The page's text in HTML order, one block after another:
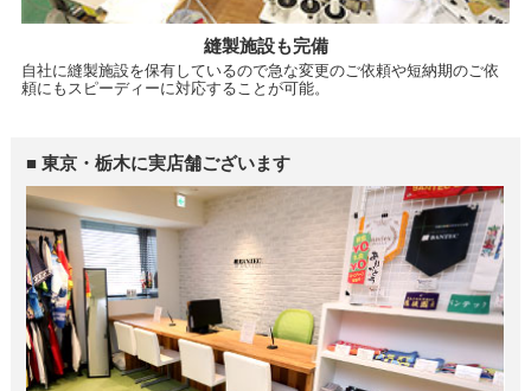
縫製施設も完備
自社に縫製施設を保有しているので急な変更のご依頼や短納期のご依
頼にもスピーディーに対応することが可能。
■ 東京・栃木に実店舗ございます